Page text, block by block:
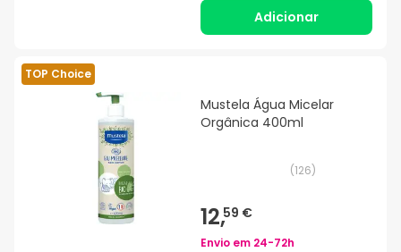
Adicionar
TOP Choice
Mustela Água Micelar
Orgânica 400ml
(126)
12,59 €
Envio em 24-72h